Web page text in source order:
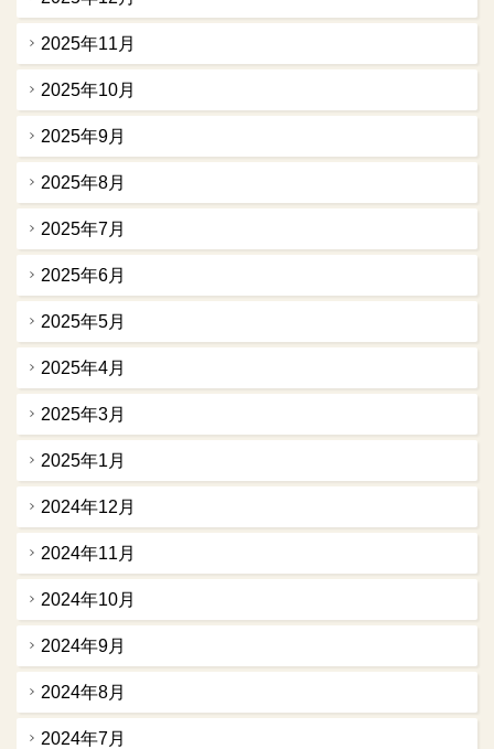
2025年11月
2025年10月
2025年9月
2025年8月
2025年7月
2025年6月
2025年5月
2025年4月
2025年3月
2025年1月
2024年12月
2024年11月
2024年10月
2024年9月
2024年8月
2024年7月